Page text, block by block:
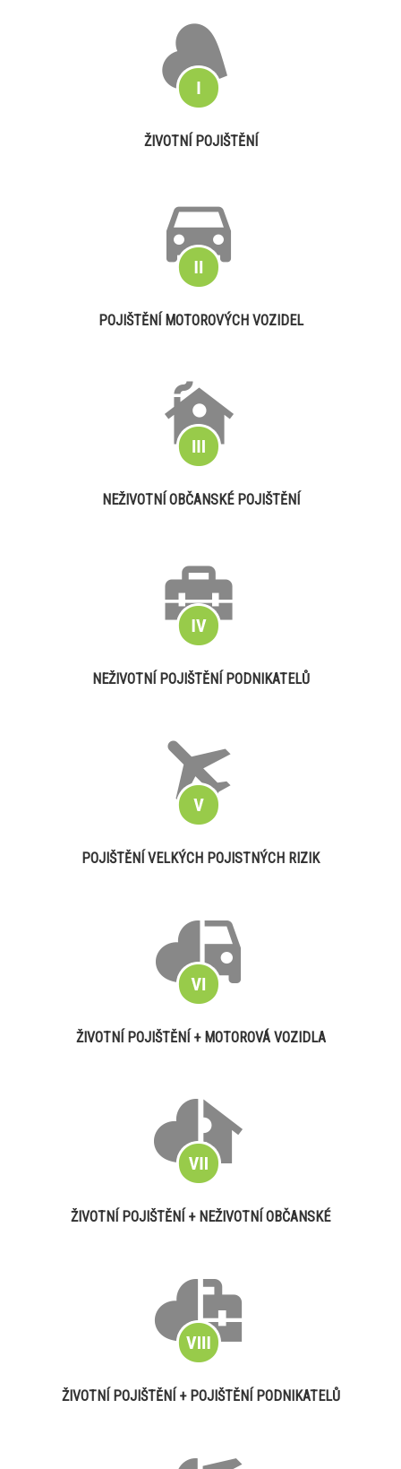
ŽIVOTNÍ POJIŠTĚNÍ
POJIŠTĚNÍ MOTOROVÝCH VOZIDEL
NEŽIVOTNÍ OBČANSKÉ POJIŠTĚNÍ
NEŽIVOTNÍ POJIŠTĚNÍ PODNIKATELŮ
POJIŠTĚNÍ VELKÝCH POJISTNÝCH RIZIK
ŽIVOTNÍ POJIŠTĚNÍ + MOTOROVÁ VOZIDLA
ŽIVOTNÍ POJIŠTĚNÍ + NEŽIVOTNÍ OBČANSKÉ
ŽIVOTNÍ POJIŠTĚNÍ + POJIŠTĚNÍ PODNIKATELŮ